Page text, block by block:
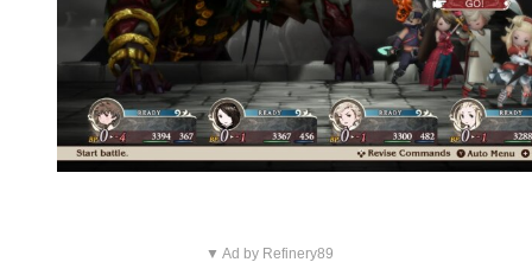
▼ Ad by Refinery89